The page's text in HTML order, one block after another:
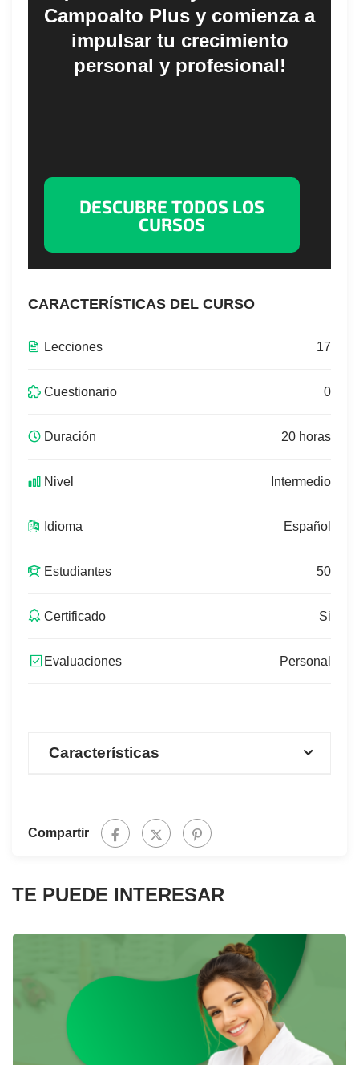
Campoalto Plus y comienza a
impulsar tu crecimiento
personal y profesional!
DESCUBRE TODOS LOS
CURSOS
CARACTERÍSTICAS DEL CURSO
Lecciones 17
Cuestionario 0
Duración 20 horas
Nivel Intermedio
Idioma Español
Estudiantes 50
Certificado Si
Evaluaciones Personal
Características
Compartir
TE PUEDE INTERESAR